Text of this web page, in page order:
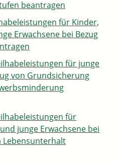
beantragen
für Kinder,
Erwachsene bei Bezug
für junge
von Grundsicherung
für
junge Erwachsene bei
Lebensunterhalt